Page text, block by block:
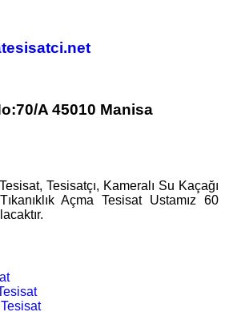
A 45010 Manisa
Tesisatçı, Kameralı Su Kaçağı
Açma Tesisat Ustamız 60